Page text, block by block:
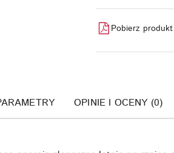
Pobierz
OPINIE I OCENY (0)